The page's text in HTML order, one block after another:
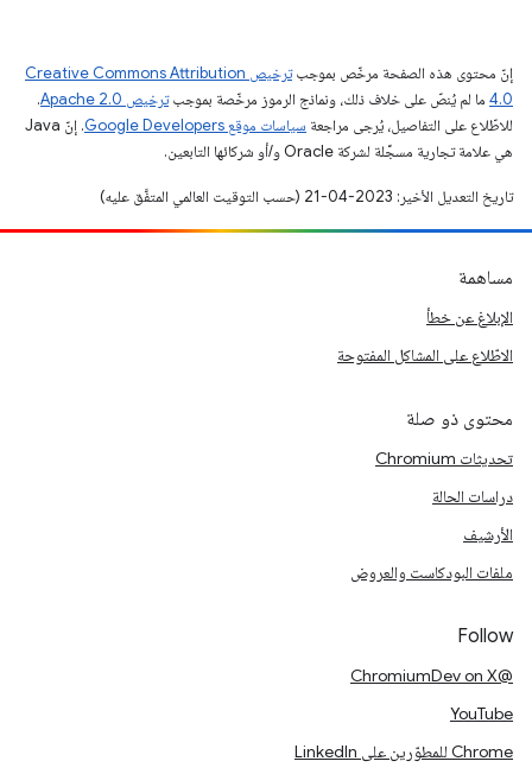
إنّ محتوى هذه الصفحة مرخّص بموجب
ترخيص Creative Commons Attribution
4.0‏ ما لم يُنصّ على خلاف ذلك، ونماذج الرموز مرخّصة بموجبترخيص Apache 2.0‏
.
للاطّلاع على التفاصيل، يُرجى مراجعة سياسات موقع Google Developers‏
. إنّ Java
هي علامة تجارية مسجَّلة لشركة Oracle و/أو شركائها التابعين.
تاريخ التعديل الأخير: 2023-04-21 (حسب التوقيت العالمي المتفَّق عليه)
مساهمة
الإبلاغ عن خطأ
الاطّلاع على المشاكل المفتوحة
محتوى ذو صلة
تحديثات Chromium
دراسات الحالة
الأرشيف
ملفات البودكاست والعروض
Follow
@ChromiumDev on X
YouTube
Chrome للمطوّرين على LinkedIn